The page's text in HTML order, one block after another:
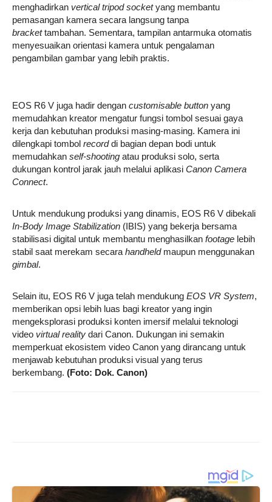
menghadirkan vertical tripod socketyang membantu
pemasangan kamera secara langsung tanpa
brackettambahan. Sementara, tampilan antarmuka otomatis
menyesuaikan orientasi kamera untuk pengalaman
pengambilan gambar yang lebih praktis.
EOS R6 V juga hadir dengan customisable button yang
memudahkan kreator mengatur fungsi tombol sesuai gaya
kerja dan kebutuhan produksi masing-masing. Kamera ini
dilengkapi tombol recorddi bagian depan bodi untuk
memudahkan self-shooting atau produksi solo, serta
dukungan kontrol jarak jauh melalui aplikasi Canon Camera
Connect.
Untuk mendukung produksi yang dinamis, EOS R6 V dibekali
In-Body Image Stabilization (IBIS) yang bekerja bersama
stabilisasi digital untuk membantu menghasilkan footage lebih
stabil saat merekam secara handheldmaupun menggunakan
gimbal.
Selain itu, EOS R6 V juga telah mendukung EOS VR System,
memberikan opsi lebih luas bagi kreator yang ingin
mengeksplorasi produksi konten imersif melalui teknologi
video virtual reality dari Canon. Dukungan ini semakin
memperkuat ekosistem video Canon yang dirancang untuk
menjawab kebutuhan produksi visual yang terus
berkembang. (Foto: Dok. Canon)